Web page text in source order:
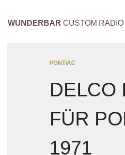
WUNDERBAR CUSTOM RADIO
PONTIAC
DELCO
FÜR
1971